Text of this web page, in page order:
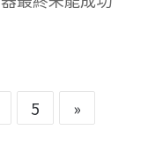
5 »